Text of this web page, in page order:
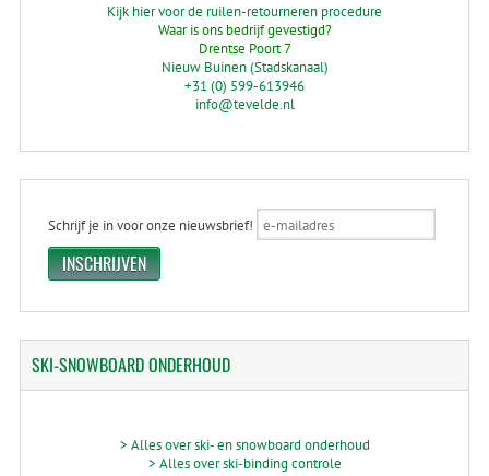
Kijk hier voor de ruilen-retourneren procedure
Waar is ons bedrijf gevestigd?
Drentse Poort 7
Nieuw Buinen (Stadskanaal)
+31 (0) 599-613946
info@tevelde.nl
Schrijf je in voor onze nieuwsbrief!
SKI-SNOWBOARDONDERHOUD
> Alles over ski- en snowboard onderhoud
> Alles over ski-binding controle